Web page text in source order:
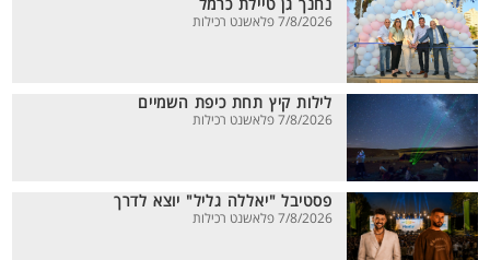
נחנך גן טיילת כרמל
7/8/2026 פלאשנט רכילות
לילות קיץ תחת כיפת השמיים
7/8/2026 פלאשנט רכילות
פסטיבל "יאללה גליל" יוצא לדרך
7/8/2026 פלאשנט רכילות